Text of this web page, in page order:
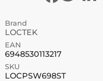
Brand
LOCTEK
EAN
6948530113217
SKU
LOCPSW698ST